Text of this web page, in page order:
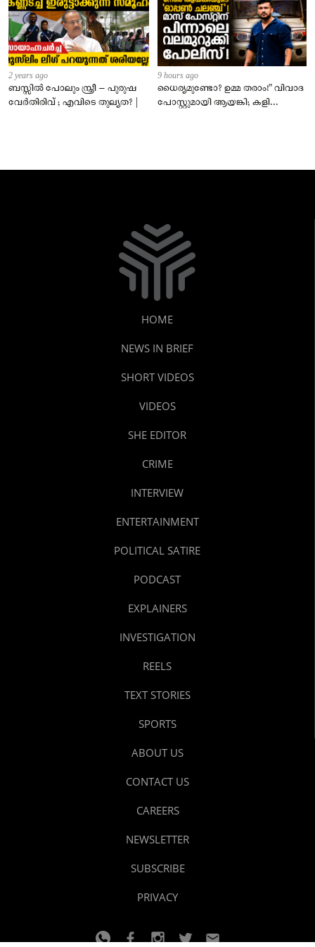
2 years ago
ബസ്സിൽ പോലും സ്ത്രീ – പുരുഷ
വേർതിരിവ് ; എവിടെ തുല്യത? |
9 hours ago
ധൈര്യമുണ്ടോ? ഉമ്മ തരാം!” വിവാദ
പോസ്റ്റുമായി ആയങ്കി; കളി
HOME
NEWS IN BRIEF
SHORT VIDEOS
VIDEOS
SHE EDITOR
CRIME
INTERVIEW
ENTERTAINMENT
POLITICAL SATIRE
PODCAST
EXPLAINERS
INVESTIGATION
REELS
TEXT STORIES
SPORTS
ABOUT US
CONTACT US
CAREERS
NEWSLETTER
SUBSCRIBE
PRIVACY